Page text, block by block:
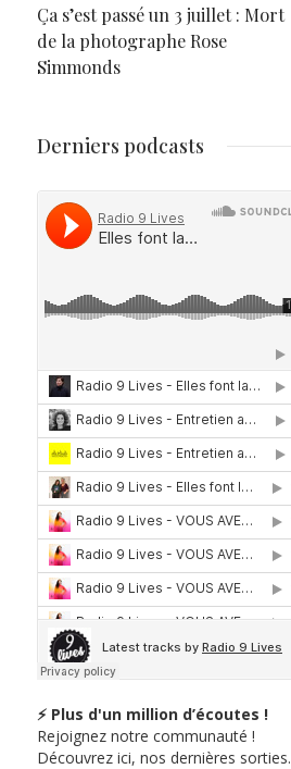
Ça s’est passé un 3 juillet : Mort
de la photographe Rose
Simmonds
Derniers podcasts
⚡ Plus d'un million d’écoutes !
Rejoignez notre communauté !
Découvrez ici, nos dernières sorties.